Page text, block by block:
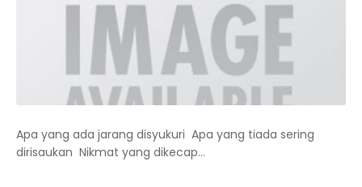
Apa yang ada jarang disyukuri Apa yang tiada sering
dirisaukan Nikmat yang dikecap...